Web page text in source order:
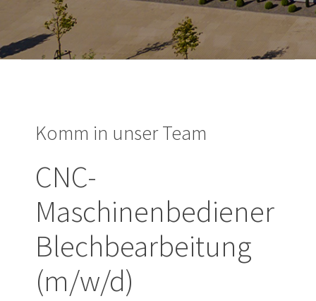
Komm in unser Team
CNC-
Maschinenbediener
Blechbearbeitung
(m/w/d)